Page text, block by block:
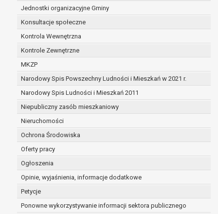
Jednostki organizacyjne Gminy
Konsultacje społeczne
Kontrola Wewnętrzna
Kontrole Zewnętrzne
MKZP
Narodowy Spis Powszechny Ludności i Mieszkań w 2021 r.
Narodowy Spis Ludności i Mieszkań 2011
Niepubliczny zasób mieszkaniowy
Nieruchomości
Ochrona Środowiska
Oferty pracy
Ogłoszenia
Opinie, wyjaśnienia, informacje dodatkowe
Petycje
Ponowne wykorzystywanie informacji sektora publicznego
Ponadto w przypadku umów o dofinansowanie
dane osobowe od momentu pozyskania
przechowywane są przez okres wynikający z
umowy o dofinansowanie zawartej między
beneficjentem a określoną instytucją, trwałości
danego projektu i konieczności zachowania
dokumentacji projektu do celów kontrolnych.
W związku z przetwarzaniem przez
administratora danych osobowych przysługuje
Pani/Panu:
prawo dostępu do treści danych oraz
otrzymywania ich kopii na podstawie art. 15
RODO;
podstawie art. 16 RODO,
dane są nieprawidłowe lub
prawo do żądania usunięcia danych
osobowych (tzw. prawo do bycia